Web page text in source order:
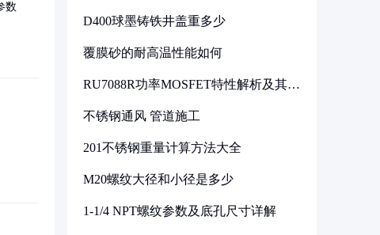
D400球墨铸铁井盖重多少
覆膜砂的耐高温性能如何
RU7088R功率MOSFET特性解析及其在
不锈钢通风 管道施工
201不锈钢重量计算方法大全
M20螺纹大径和小径是多少
1-1/4 NPT螺纹参数及底孔尺寸详解